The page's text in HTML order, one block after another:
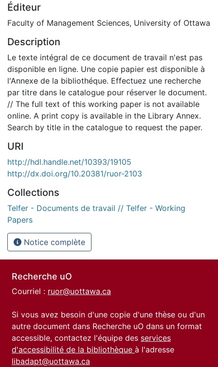
Éditeur
Faculty of Management Sciences, University of Ottawa
Description
Le texte intégral de ce document de travail n'est pas
disponible en ligne. Une copie papier est disponible à
l'Annexe de la bibliothéque. Effectuez une recherche
par titre dans le catalogue pour réserver le document.
// The full text of this working paper is not available
online. A print copy is available in the Library Annex.
Search by title in the catalogue to request the paper.
URI
http://hdl.handle.net/10393/19105
http://dx.doi.org/10.20381/ruor-2103
Collections
Telfer - Documents de travail // Telfer - Working
Papers
Notice complète
Recherche uO
Courriel : ruor@uottawa.ca
Si vous avez besoin d'une copie d'une thèse ou d'un
autre document dans Recherche uO dans un format
accessible, contactez l'équipe des services
d'accessibilité de la bibliothèque à l'adresse
libadapt@uottawa.ca